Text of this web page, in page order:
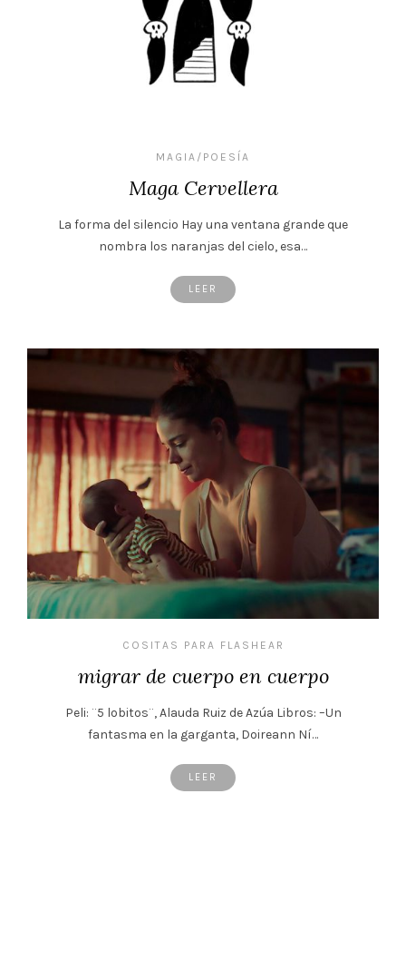
MAGIA/POESÍA
Maga Cervellera
La forma del silencio Hay una ventana grande que
nombra los naranjas del cielo, esa…
LEER
COSITAS PARA FLASHEAR
migrar de cuerpo en cuerpo
Peli: ¨5 lobitos¨, Alauda Ruiz de Azúa Libros: –Un
fantasma en la garganta, Doireann Ní…
LEER